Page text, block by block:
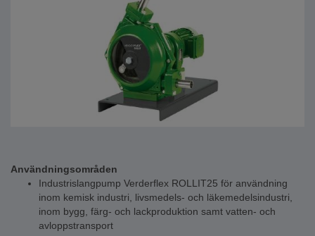
Användningsområden
Industrislangpump Verderflex ROLLIT25 för användning
inom kemisk industri, livsmedels- och läkemedelsindustri,
inom bygg, färg- och lackproduktion samt vatten- och
avloppstransport